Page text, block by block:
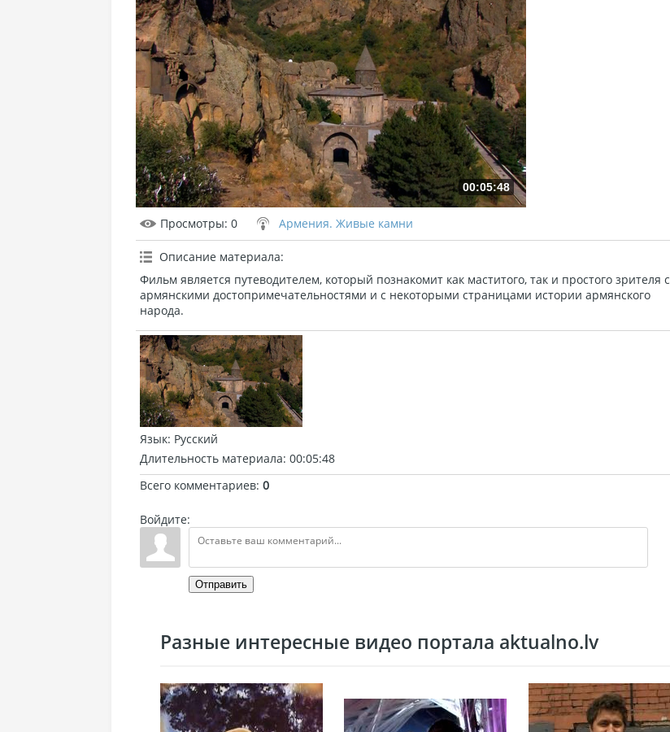
00:05:48
Просмотры: 0 Армения. Живые камни
Описание материала:
Фильм является путеводителем, который познакомит как маститого, так и простого зрителя с
армянскими достопримечательностями и с некоторыми страницами истории армянского
народа.
Язык: Русский
Длительность материала: 00:05:48
Всего комментариев: 0
Войдите:
Отправить
Разные интересные видео портала aktualno.lv